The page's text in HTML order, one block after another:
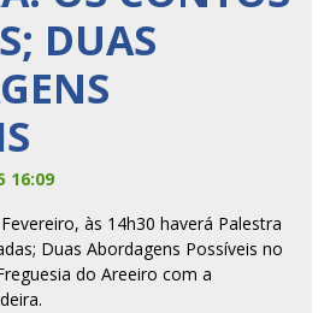
DUAS
16:09
às 14h30 haverá Palestra
Duas Abordagens Possíveis no
do Areeiro com a